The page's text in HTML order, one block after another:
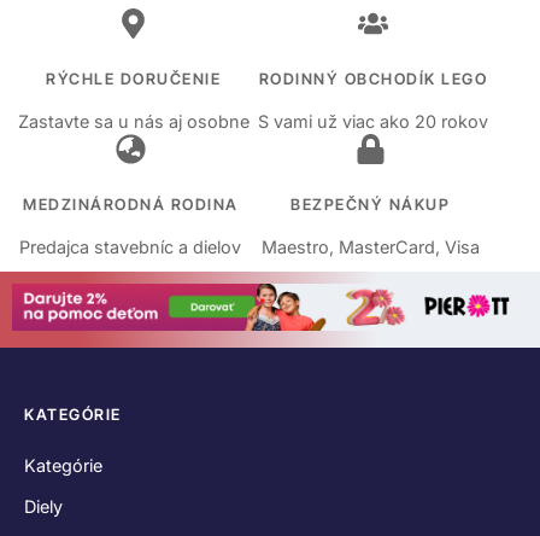
RÝCHLE DORUČENIE
Zastavte sa u nás aj osobne
RODINNÝ OBCHODÍK LEGO
S vami už viac ako 20 rokov
MEDZINÁRODNÁ RODINA
Predajca stavebníc a dielov
BEZPEČNÝ NÁKUP
Maestro, MasterCard, Visa
KATEGÓRIE
Kategórie
Diely